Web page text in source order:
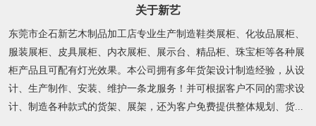
关于新艺
东莞市企石新艺木制品加工店专业生产制造鞋类展柜、化妆品展柜、
服装展柜、皮具展柜、内衣展柜、展示台、精品柜、珠宝柜等各种展
柜产品且可配有灯光效果。本公司拥有多年货架设计制造经验，从设
计、生产制作、安装、维护一条龙服务！并可根据客户不同的需求设
计、制造各种款式的货架、展架，还为客户免费提供整体规划、货...